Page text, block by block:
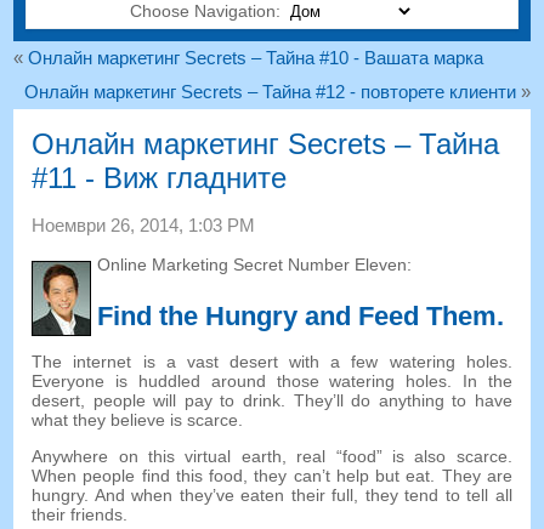
Choose Navigation:
«Онлайн маркетинг Secrets – Тайна #10 - Вашата марка
Онлайн маркетинг Secrets – Тайна #12 - повторете клиенти»
Онлайн маркетинг Secrets – Тайна
#11 - Виж гладните
Ноември 26, 2014, 1:03 PM
Online Marketing Secret Number Eleven:
Find the Hungry and Feed Them.
The internet is a vast desert with a few watering holes.
Everyone is huddled around those watering holes. In the
desert, people will pay to drink. They’ll do anything to have
what they believe is scarce.
Anywhere on this virtual earth, real “food” is also scarce.
When people find this food,they can’t help but eat. They are
hungry. And when they’ve eaten their full, they tend to tell all
their friends.